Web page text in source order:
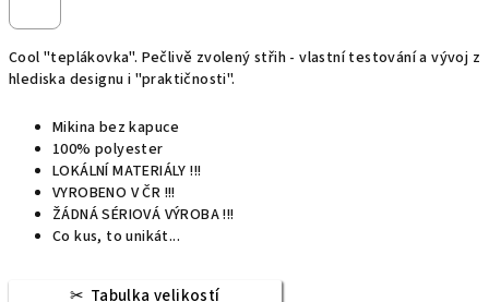
Cool "teplákovka". Pečlivě zvolený střih - vlastní testování a vývoj z
hlediska designu i "praktičnosti".
Mikina bez kapuce
100% polyester
LOKÁLNÍ MATERIÁLY !!!
VYROBENO V ČR !!!
ŽÁDNÁ SÉRIOVÁ VÝROBA !!!
Co kus, to unikát...
Tabulka velikostí